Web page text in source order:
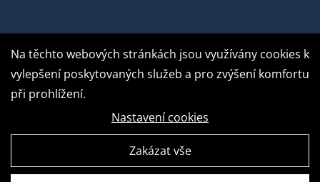
GDPR Ready
Na těchto webových stránkách jsou využívány cookies k
vylepšení poskytovaných služeb a pro zvýšení komfortu
při prohlížení.
Nastavení cookies
Zakázat vše